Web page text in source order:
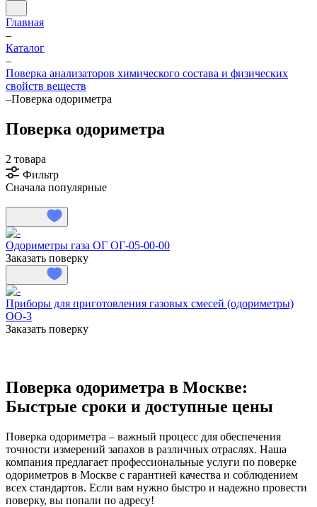
Главная
–
Каталог
–
Поверка анализаторов химического состава и физических
свойств веществ
–Поверка одориметра
Поверка одориметра
2 товара
Фильтр
Сначала популярные
Одориметры газа ОГ ОГ-05-00-00
Заказать поверку
Приборы для приготовления газовых смесей (одориметры)
ОО-3
Заказать поверку
Поверка одориметра в Москве:
Быстрые сроки и доступные цены
Поверка одориметра – важный процесс для обеспечения
точности измерений запахов в различных отраслях. Наша
компания предлагает профессиональные услуги по поверке
одориметров в Москве с гарантией качества и соблюдением
всех стандартов. Если вам нужно быстро и надежно провести
поверку, вы попали по адресу!